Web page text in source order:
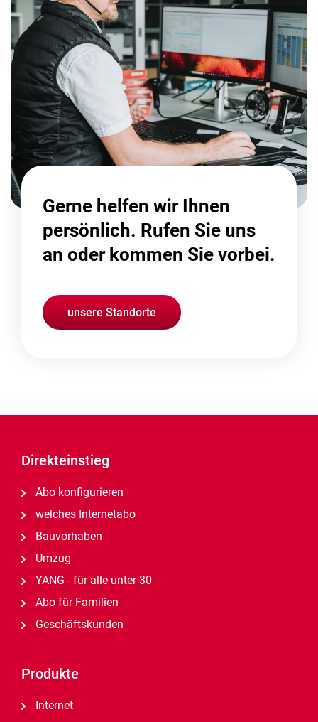
Gerne helfen wir Ihnen
persönlich. Rufen Sie uns
an oder kommen Sie vorbei.
unsere Standorte
Direkteinstieg
Abo konfigurieren
welches Internetabo
Bauvorhaben
Umzug
YANG - für alle unter 30
Abo für Familien
Geschäftskunden
Produkte
Internet